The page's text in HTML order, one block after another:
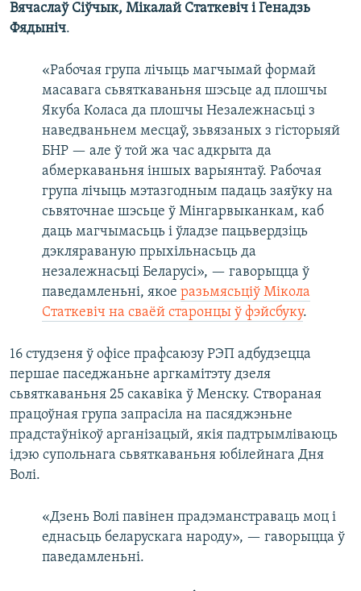
Вячаслаў Сіўчык, Мікалай Статкевіч і Генадзь
Фядыніч.
«Рабочая група лічыць магчымай формай
масавага сьвяткаваньня шэсьце ад плошчы
Якуба Коласа да плошчы Незалежнасьці з
наведваньнем месцаў, зьвязаных з гісторыяй
БНР — але ў той жа час адкрыта да
абмеркаваньня іншых варыянтаў. Рабочая
група лічыць мэтазгодным падаць заяўку на
сьвяточнае шэсьце ў Мінгарвыканкам, каб
даць магчымасьць і ўладзе пацьвердзіць
дэкляраваную прыхільнасьць да
незалежнасьці Беларусі», — гаворыцца ў
паведамленьні, якое разьмясьціў Мікола
Статкевіч на сваёй старонцы ў фэйсбуку.
16 студзеня ў офісе прафсаюзу РЭП адбудзецца
першае паседжаньне аргкамітэту дзеля
сьвяткаваньня 25 сакавіка ў Менску. Створаная
працоўная група запрасіла на пасяджэньне
прадстаўнікоў арганізацый, якія падтрымліваюць
ідэю супольнага сьвяткаваньня юбілейнага Дня
Волі.
«Дзень Волі павінен прадэманстраваць моц і
еднасьць беларускага народу», — гаворыцца ў
паведамленьні.